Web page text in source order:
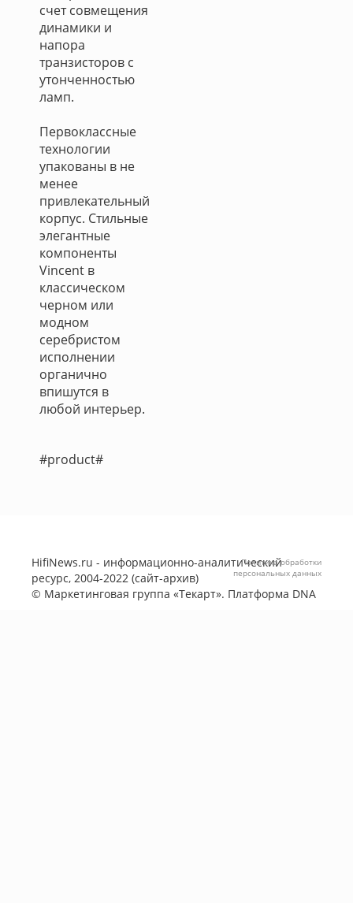
счет совмещения
динамики и
напора
транзисторов с
утонченностью
ламп.
Первоклассные
технологии
упакованы в не
менее
привлекательный
корпус. Стильные
элегантные
компоненты
Vincent в
классическом
черном или
модном
серебристом
исполнении
органично
впишутся в
любой интерьер.
#product#
HifiNews.ru - информационно-аналитический
ресурс, 2004-2022 (сайт-архив)
© Маркетинговая группа «Текарт». Платформа DNA
Политика обработки
персональных данных